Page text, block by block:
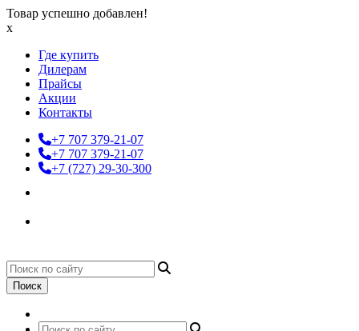
Товар успешно добавлен!
x
Где купить
Дилерам
Прайсы
Акции
Контакты
+7 707 379-21-07
+7 707 379-21-07
+7 (727) 29-30-300
Поиск